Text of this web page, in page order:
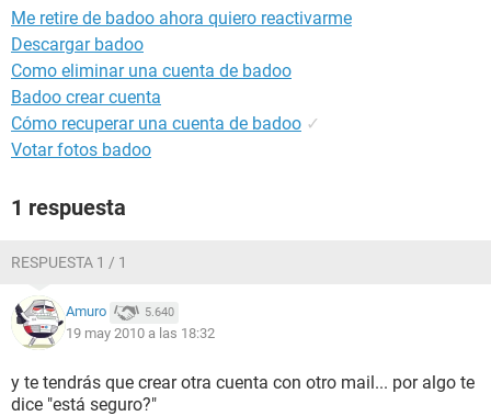
Me retire de badoo ahora quiero reactivarme
Descargar badoo
Como eliminar una cuenta de badoo
Badoo crear cuenta
Cómo recuperar una cuenta de badoo ✓
Votar fotos badoo
1 respuesta
RESPUESTA 1 / 1
Amuro 5.640
19 may 2010 a las 18:32
y te tendrás que crear otra cuenta con otro mail... por algo te
dice "está seguro?"